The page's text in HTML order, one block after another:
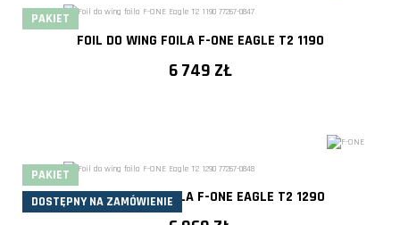
FOIL DO WING FOILA F-ONE EAGLE T2 1190
6 749 ZŁ
PAKIET
FOIL DO WING FOILA F-ONE EAGLE T2 1290
PAKIET
DOSTĘPNY NA ZAMÓWIENIE